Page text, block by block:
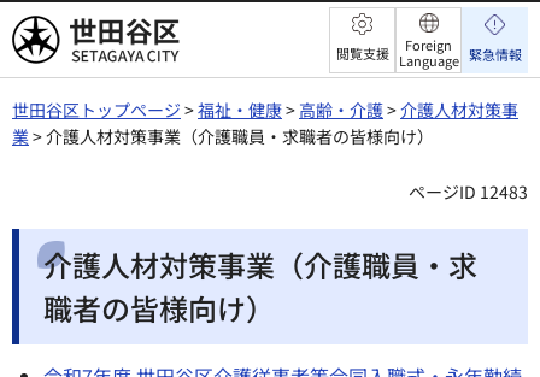
世田谷区 閲覧支援
Foreign
Language 緊急情報
世田谷区トップページ >福祉・健康> 高齢・介護>介護人材対策事
業> 介護人材対策事業（介護職員・求職者の皆様向け）
ページID 12483
介護人材対策事業（介護職員・求
職者の皆様向け）